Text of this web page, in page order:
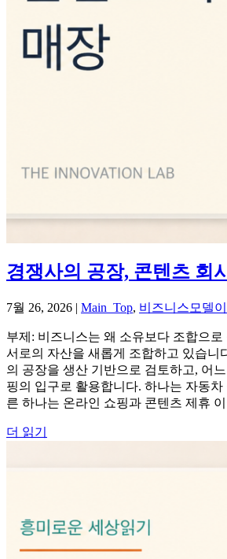
경쟁사의 공장, 콘텐츠 회
7월 26, 2026 | Main_Top, 비즈니스모델
부제: 비즈니스는 왜 소유보다 조합으로
서로의 자산을 새롭게 조합하고 있습니
의 공장을 생산 기반으로 검토하고, 어
핑의 입구로 활용합니다. 하나는 자동
른 하나는 온라인 쇼핑과 콘텐츠 제휴
더 읽기